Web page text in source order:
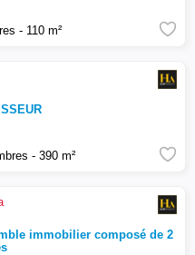
- 110 m²
- 390 m²
immobilier composé de 2